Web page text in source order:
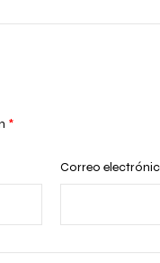
*
Correo